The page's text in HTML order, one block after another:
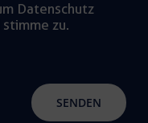
Datenschutz
zu.
SENDEN